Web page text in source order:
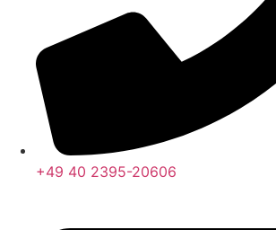
+49 40 2395-20606